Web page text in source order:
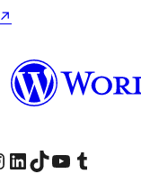
↗
pageInstagram account
Visit our LinkedIn account
Visit our TikTok account
Visit our YouTube channel
Visit our Tumblr account